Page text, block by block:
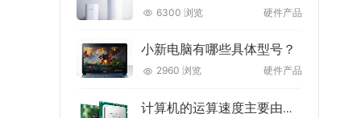
6300 浏览 硬件产品
小新电脑有哪些具体型号？
2960 浏览 硬件产品
计算机的运算速度主要由什么来决定的